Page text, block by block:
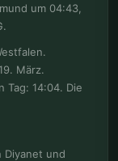
um 04:43,
März.
Tag: 14:04. Die
Diyanet und